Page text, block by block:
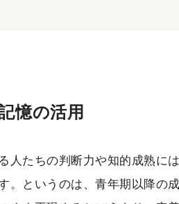
憶の活用
人たちの判断力や知的成熟に
。というのは、青年期以降の